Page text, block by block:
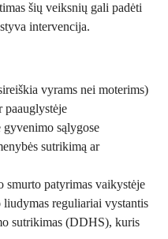
šių veiksnių gali padėti
intervencija.
vyrams nei moterims)
paauglystėje
gyvenimo sąlygose
sutrikimą ar
smurto patyrimas vaikystėje
liudymas reguliariai vystantis
sutrikimas (DDHS), kuris